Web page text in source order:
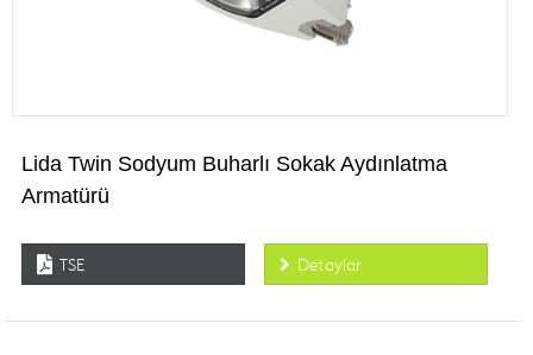
Lida Twin Sodyum Buharlı Sokak Aydınlatma
Armatürü
TSE Detaylar